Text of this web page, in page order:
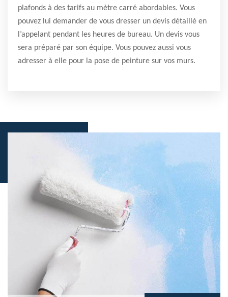
plafonds à des tarifs au mètre carré abordables. Vous
pouvez lui demander de vous dresser un devis détaillé en
l’appelant pendant les heures de bureau. Un devis vous
sera préparé par son équipe. Vous pouvez aussi vous
adresser à elle pour la pose de peinture sur vos murs.